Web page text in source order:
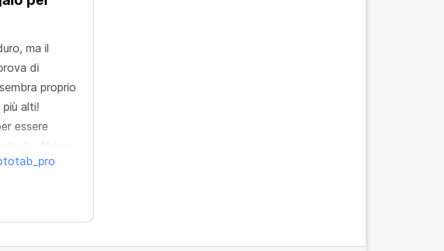
ma il
di
proprio
alti!
essere
ti offriamo
il tuo mining:
del 50%!
un
festeggiare
rendite